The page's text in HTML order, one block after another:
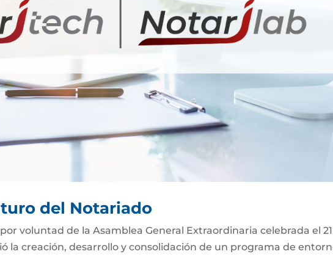
del Notariado
voluntad de la Asamblea General Extraordinaria celebrada el
la creación, desarrollo y consolidación de un programa de